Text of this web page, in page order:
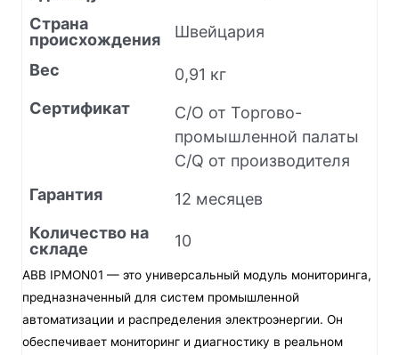
Страна
происхождения
Швейцария
Вес
0,91 кг
Сертификат
C/O от Торгово-
промышленной палаты
C/Q от производителя
Гарантия
12 месяцев
Количество на
складе
10
ABB IPMON01 — это универсальный модуль мониторинга,
предназначенный для систем промышленной
автоматизации и распределения электроэнергии. Он
обеспечивает мониторинг и диагностику в реальном